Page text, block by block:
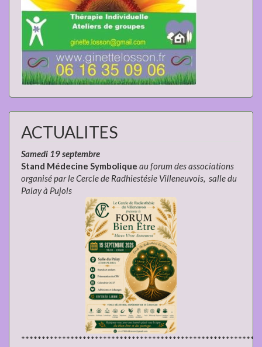
ACTUALITES
Samedi 19 septembre
Stand Médecine Symbolique au forum des associations
organisé par le Cercle de Radhiestésie Villeneuvois, salle du
Palay à Pujols